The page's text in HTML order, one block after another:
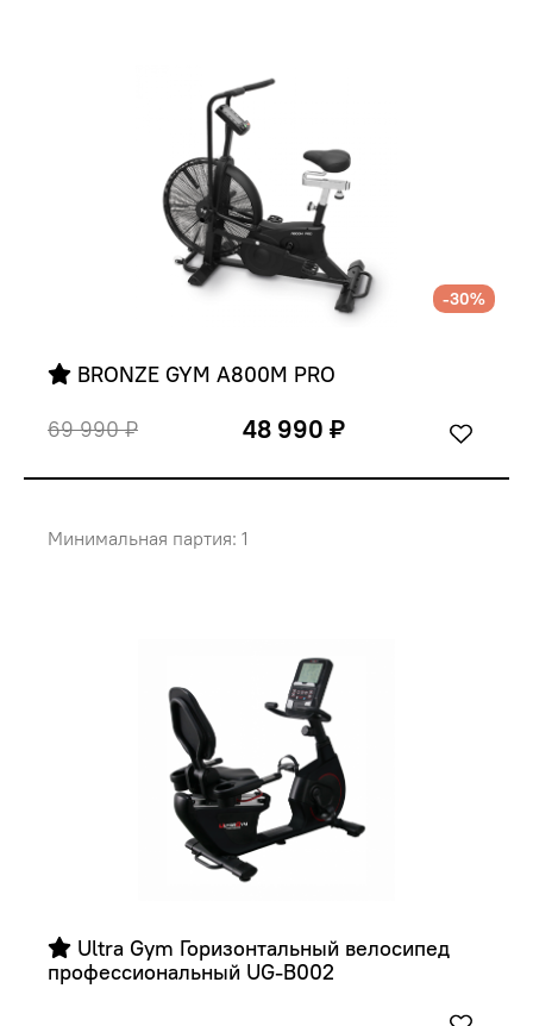
-30%
BRONZE GYM A800M PRO
69 990 ₽
48 990 ₽
Минимальная партия: 1
Ultra Gym Горизонтальный велосипед
профессиональный UG-B002